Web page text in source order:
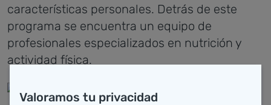
características personales. Detrás de este
programa se encuentra un equipo de
profesionales especializados en nutrición y
actividad física.
Valoramos tu privacidad